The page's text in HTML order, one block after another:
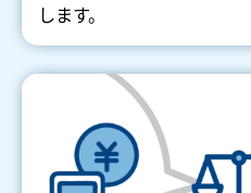
します。